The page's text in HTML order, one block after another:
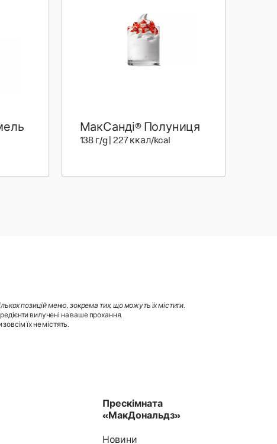
МакСанді® Полуниця
138 г/g | 227 ккал/kcal
позицій меню, зокрема тих, що можуть їх містити.
вилучені на ваше прохання.
їх не містять.
Прескімната
«МакДональдз»
Новини